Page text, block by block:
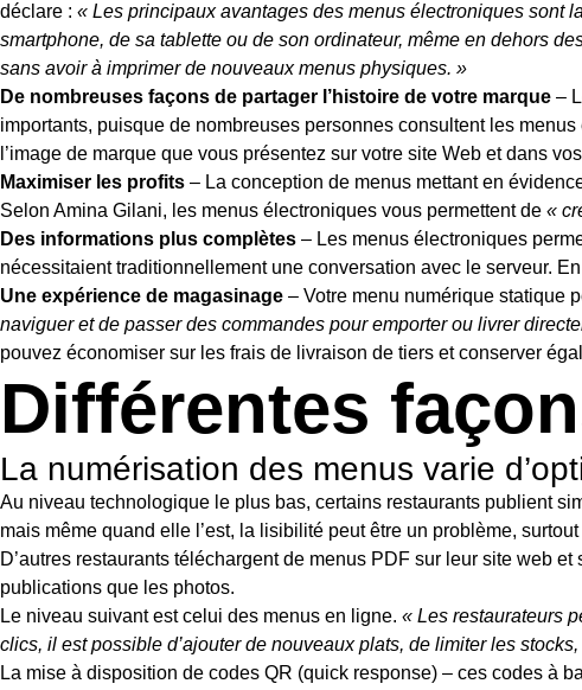
déclare : « Les principaux avantages des menus électroniques sont
smartphone, de sa tablette ou de son ordinateur, même en dehors
sans avoir à imprimer de nouveaux menus physiques. »
De nombreuses façons de partager l’histoire de votre marque –
importants, puisque de nombreuses personnes consultent les
l’image de marque que vous présentez sur votre site Web et dans
Maximiser les profits – La conception de menus mettant en
Selon Amina Gilani, les menus électroniques vous permettent de «
Des informations plus complètes – Les menus électroniques
nécessitaient traditionnellement une conversation avec le serveur.
Une expérience de magasinage – Votre menu numérique statique
naviguer et de passer des commandes pour emporter ou livrer
pouvez économiser sur les frais de livraison de tiers et conserver
Différentes
La numérisation des menus varie
Au niveau technologique le plus bas, certains restaurants publient
mais même quand elle l’est, la lisibilité peut être un problème,
D’autres restaurants téléchargent de menus PDF sur leur site web
publications que les photos.
Le niveau suivant est celui des menus en ligne. « Les restaurateurs
clics, il est possible d’ajouter de nouveaux plats, de limiter les
La mise à disposition de codes QR (quick response) – ces codes à